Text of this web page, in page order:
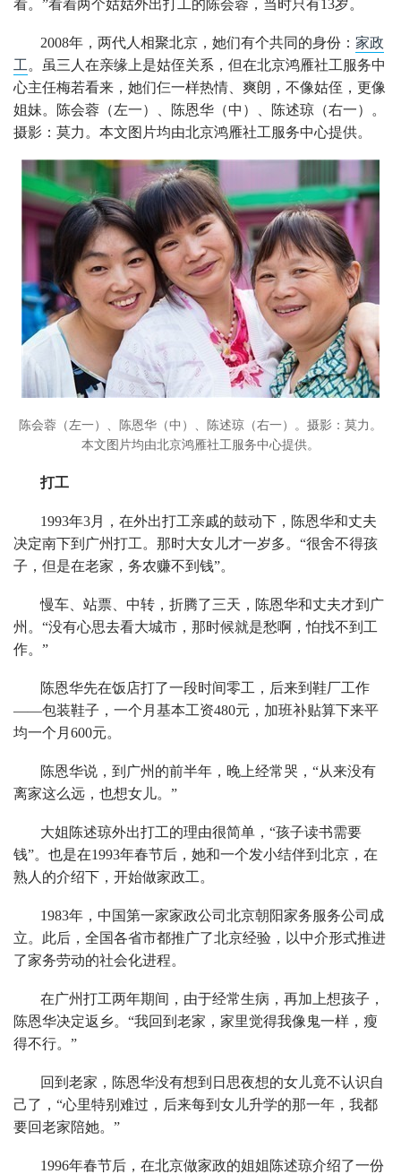
看。”看着两个姑姑外出打工的陈会蓉，当时只有13岁。
2008年，两代人相聚北京，她们有个共同的身份： 家政
工 。虽三人在亲缘上是姑侄关系，但在北京鸿雁社工服务中
心主任梅若看来，她们仨一样热情、爽朗，不像姑侄，更像
姐妹。陈会蓉（左一）、陈恩华（中）、陈述琼（右一）。
摄影：莫力。本文图片均由北京鸿雁社工服务中心提供。
陈会蓉（左一）、陈恩华（中）、陈述琼（右一）。摄影：莫力。
本文图片均由北京鸿雁社工服务中心提供。
打工
1993年3月，在外出打工亲戚的鼓动下，陈恩华和丈夫
决定南下到广州打工。那时大女儿才一岁多。“很舍不得孩
子，但是在老家，务农赚不到钱”。
慢车、站票、中转，折腾了三天，陈恩华和丈夫才到广
州。“没有心思去看大城市，那时候就是愁啊，怕找不到工
作。”
陈恩华先在饭店打了一段时间零工，后来到鞋厂工作
——包装鞋子，一个月基本工资480元，加班补贴算下来平
均一个月600元。
陈恩华说，到广州的前半年，晚上经常哭，“从来没有
离家这么远，也想女儿。”
大姐陈述琼外出打工的理由很简单，“孩子读书需要
钱”。也是在1993年春节后，她和一个发小结伴到北京，在
熟人的介绍下，开始做家政工。
1983年，中国第一家家政公司北京朝阳家务服务公司成
立。此后，全国各省市都推广了北京经验，以中介形式推进
了家务劳动的社会化进程。
在广州打工两年期间，由于经常生病，再加上想孩子，
陈恩华决定返乡。“我回到老家，家里觉得我像鬼一样，瘦
得不行。”
回到老家，陈恩华没有想到日思夜想的女儿竟不认识自
己了，“心里特别难过，后来每到女儿升学的那一年，我都
要回老家陪她。”
1996年春节后，在北京做家政的姐姐陈述琼介绍了一份